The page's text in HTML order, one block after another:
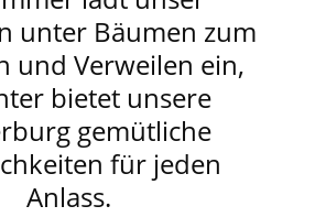
unter Bäumen zum
und Verweilen ein,
bietet unsere
gemütliche
für jeden
Anlass.